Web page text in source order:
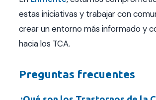
estas iniciativas y trabajar con
crear un entorno más informado y
hacia los TCA.
Preguntas frecuentes